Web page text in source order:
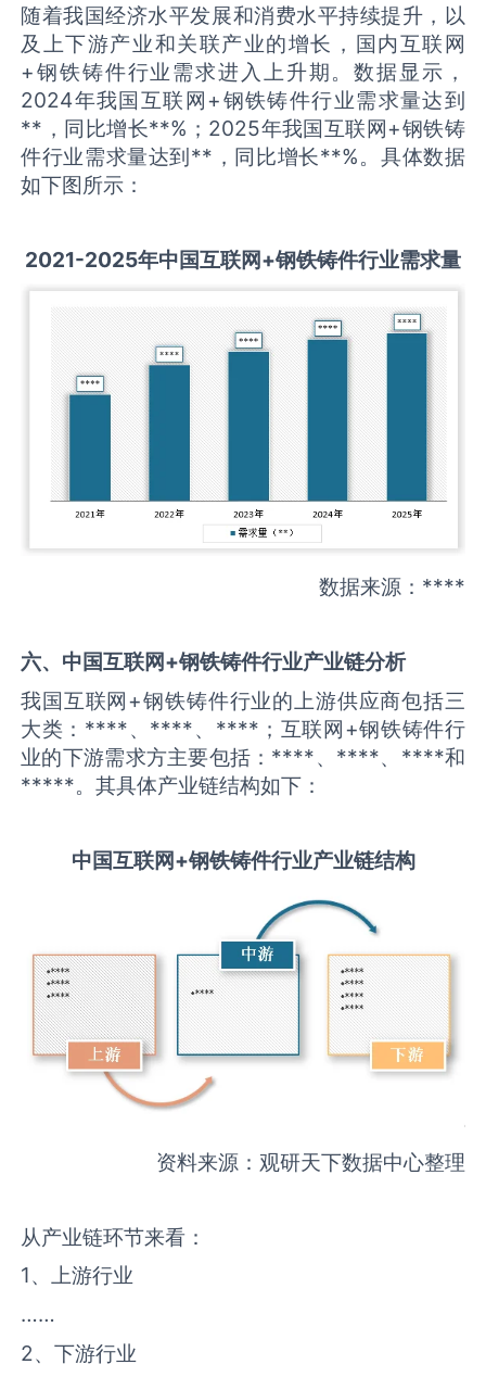
随着我国经济水平发展和消费水平持续提升，以
及上下游产业和关联产业的增长，国内互联网
+钢铁铸件行业需求进入上升期。数据显示，
2024年我国互联网+钢铁铸件行业需求量达到
**，同比增长**%；2025年我国互联网+钢铁铸
件行业需求量达到**，同比增长**%。具体数据
如下图所示：
2021-2025年中国互联网+钢铁铸件行业需求量
数据来源：****
六、中国互联网+钢铁铸件行业产业链分析
我国互联网+钢铁铸件行业的上游供应商包括三
大类：****、****、****；互联网+钢铁铸件行
业的下游需求方主要包括：****、****、****和
*****。其具体产业链结构如下：
中国互联网+钢铁铸件行业产业链结构
资料来源：观研天下数据中心整理
从产业链环节来看：
1、上游行业
……
2、下游行业